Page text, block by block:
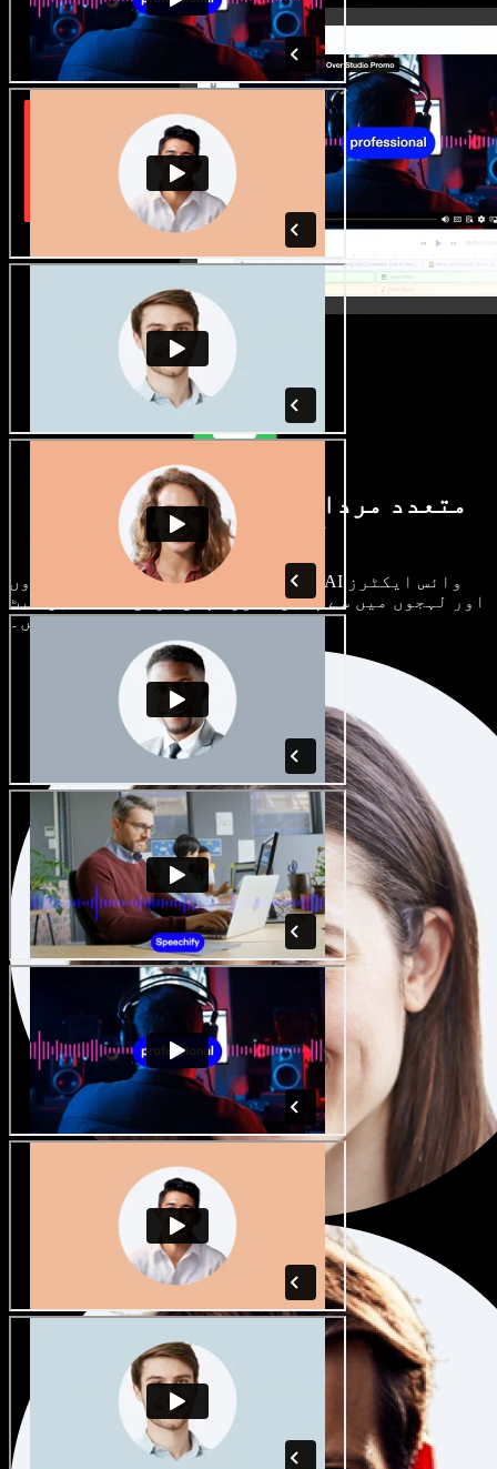
متعدد مردانہ و زنانہ آوازیں اور
لہجے دستیاب
ہر پروجیکٹ الگ ہوتا ہے۔ سینکڑوں AI وائس ایکٹرز
اور لہجوں میں سے چنیں، اور اپنی مرضی کے مطابق سیٹ
کریں۔